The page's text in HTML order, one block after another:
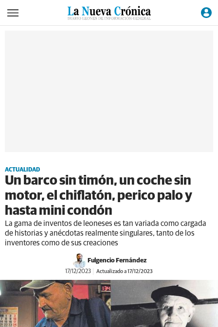
ACTUALIDAD
Un barco sin timón, un coche sin
motor, el chiflatón, perico palo y
hasta mini condón
La gama de inventos de leoneses es tan variada como cargada
de historias y anécdotas realmente singulares, tanto de los
inventores como de sus creaciones
Fulgencio Fernández
17/12/2023 Actualizado a 17/12/2023